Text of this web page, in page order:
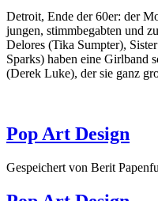
Detroit, Ende der 60er: der
jungen, stimmbegabten und
Delores (Tika Sumpter),
Sparks) haben eine Girlband
(Derek Luke), der sie ganz
Pop Art Design
Gespeichert von Berit